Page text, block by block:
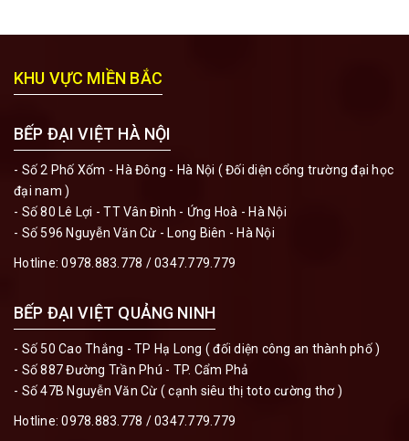
KHU VỰC MIỀN BẮC
BẾP ĐẠI VIỆT HÀ NỘI
- Số 2 Phố Xốm - Hà Đông - Hà Nội ( Đối diện cổng trường đại học
đại nam )
- Số 80 Lê Lợi - TT Vân Đình - Ứng Hoà - Hà Nội
- Số 596 Nguyễn Văn Cừ - Long Biên - Hà Nội
Hotline:0978.883.778 /0347.779.779
BẾP ĐẠI VIỆT QUẢNG NINH
- Số 50 Cao Thắng - TP Hạ Long ( đối diện công an thành phố )
- Số 887 Đường Trần Phú - TP. Cẩm Phả
- Số 47B Nguyễn Văn Cừ ( cạnh siêu thị toto cường thơ )
Hotline:0978.883.778 /0347.779.779